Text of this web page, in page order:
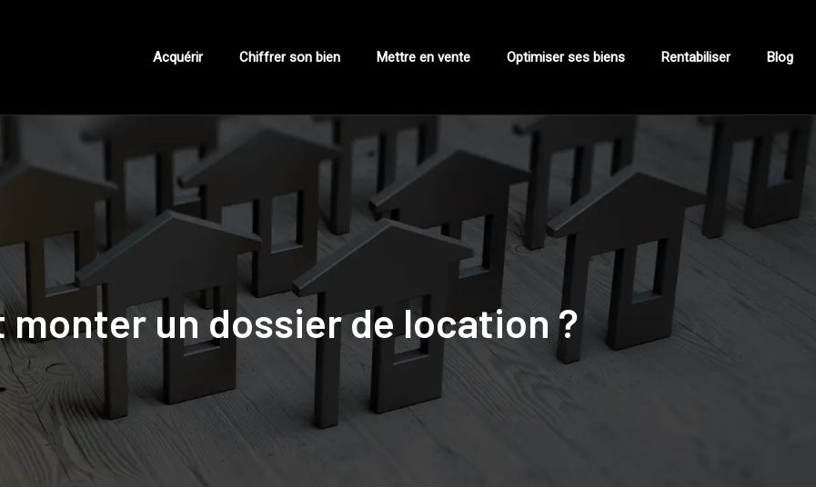
Acquérir Chiffrer son bien Mettre en vente Optimiser ses biens Rentabiliser Blog
monter un dossier de location ?